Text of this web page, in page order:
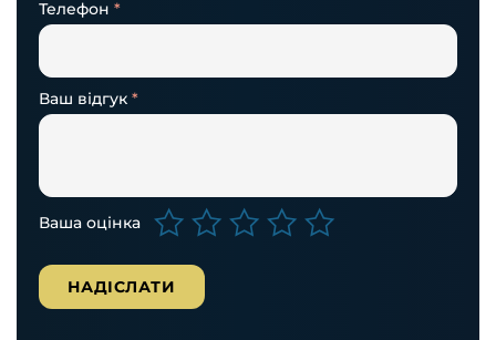
Телефон *
Ваша оцінка
Ваш відгук *